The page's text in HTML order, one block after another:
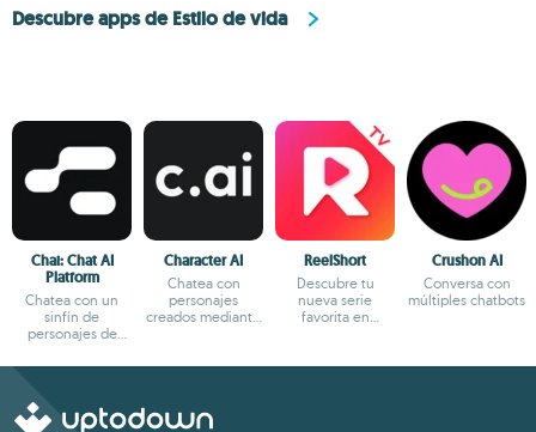
Descubre apps de Estilo de vida
Chai: Chat AI
Platform
Chatea con un
sinfín de
personajes de
Character AI
Chatea con
personajes
creados mediante
ReelShort
Descubre tu
nueva serie
favorita en
Crushon AI
Conversa con
múltiples chatbots